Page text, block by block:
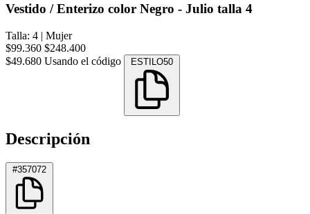
Vestido / Enterizo color Negro - Julio talla 4
Talla: 4 | Mujer
$99.360 $248.400
$49.680 Usando el código ESTILO50
Descripción
#357072